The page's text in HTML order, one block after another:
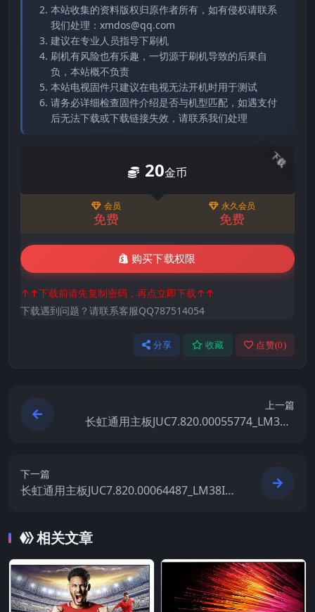
本站收集的资料版权归原作者所有，如有侵权请联系
我们处理：xmdos@qq.com
建议在专业人员指导下刷机
刷机有风险也有乐趣，一切源于刷机导致的后果自
负，本站概不负责
本站电视固件只建议在电视无法开机时用于测试
请务必详细检查固件介绍是否与机型匹配，如遇支付
后无法下载或下载链接失效，请联系我们处理
下载
20金币
会员
免费
永久会员
免费
购买下载权限
↑↑下载前请先复制密码，再点立即下载↑↑
下载遇到问题？请联系客服QQ787514054
分享 收藏 点赞(0)
上一篇
长虹通用主板JUC7.820.00055774_LM38I_
下一篇
长虹通用主板JUC7.820.00064487_LM38IS-
相关文章